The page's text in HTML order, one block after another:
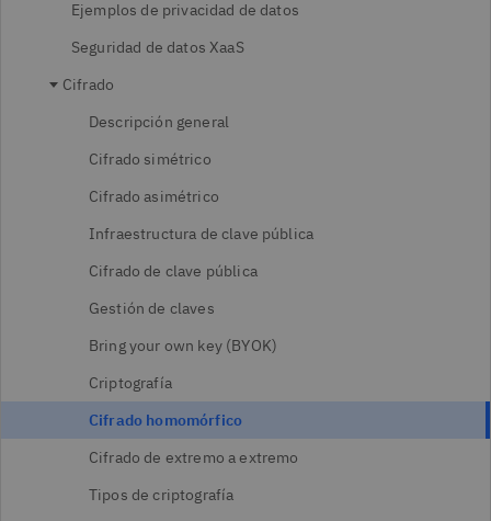
Ejemplos de privacidad de datos
Seguridad de datos XaaS
Cifrado
Descripción general
Cifrado simétrico
Cifrado asimétrico
Infraestructura de clave pública
Cifrado de clave pública
Gestión de claves
Bring your own key (BYOK)
Criptografía
Cifrado homomórfico
Cifrado de extremo a extremo
Tipos de criptografía